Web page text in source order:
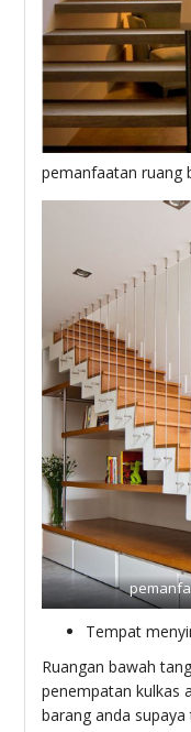
pemanfaatan ruang
Tempat
Ruangan bawah
penempatan kulkas
barang anda